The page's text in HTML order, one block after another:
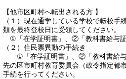
【他市区町村へ転出される方 】
（１）現在通学している学校で転校手
類を最終登校日に受領してください。
①「在学証明書」、②「教科書給与証
（２）住民票異動の手続き
①「在学証明書」、②「教科書給与
先の区市町村教育委員会（政令指定都
手続を行ってください。